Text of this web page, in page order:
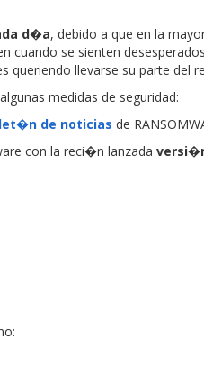
d�a, debido a que en la
cuando se sienten
queriendo llevarse su parte del
medidas de seguridad:
de noticias de
con la reci�n lanzada versi�n